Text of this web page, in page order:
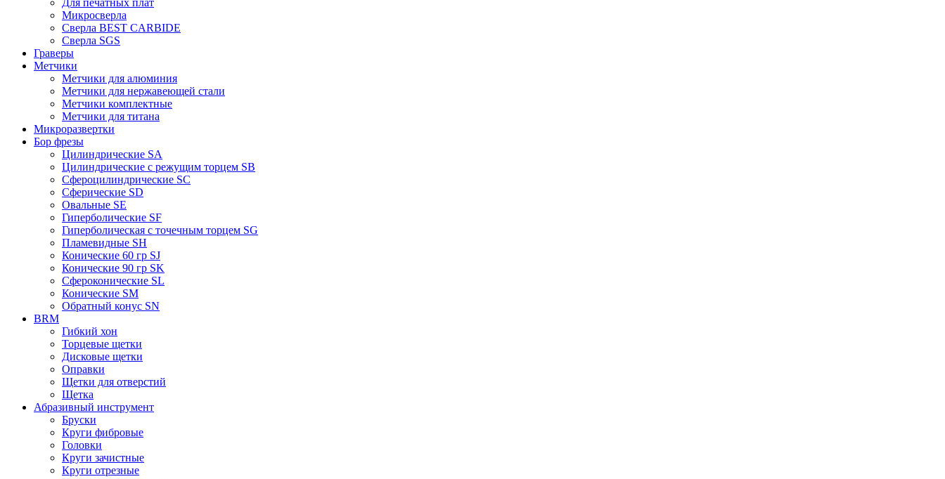
Для печатных плат
Микросверла
Сверла BEST CARBIDE
Сверла SGS
Граверы
Метчики
Метчики для алюминия
Метчики для нержавеющей стали
Метчики комплектные
Метчики для титана
Микроразвертки
Бор фрезы
Цилиндрические SA
Цилиндрические с режущим торцем SB
Сфероцилиндрические SC
Сферические SD
Овальные SE
Гиперболические SF
Гиперболическая с точечным торцем SG
Пламевидные SH
Конические 60 гр SJ
Конические 90 гр SK
Сфероконические SL
Конические SM
Обратный конус SN
BRM
Гибкий хон
Торцевые щетки
Дисковые щетки
Оправки
Щетки для отверстий
Щетка
Абразивный инструмент
Бруски
Круги фибровые
Головки
Круги зачистные
Круги отрезные